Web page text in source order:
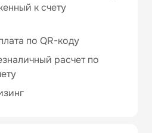
к счету
по QR-коду
расчет по